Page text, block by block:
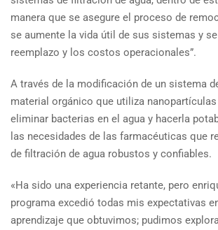
manera que se asegure el proceso de
se aumente la vida útil de sus sistemas y
reemplazo y los costos operacionales”.
A través de la modificación de un sistema
material orgánico que utiliza
eliminar bacterias en el agua y hacerla
las necesidades de las farmacéuticas que
de filtración de agua robustos y confiables.
«Ha sido una experiencia retante, pero
programa excedió todas mis expectativas
aprendizaje que obtuvimos; pudimos